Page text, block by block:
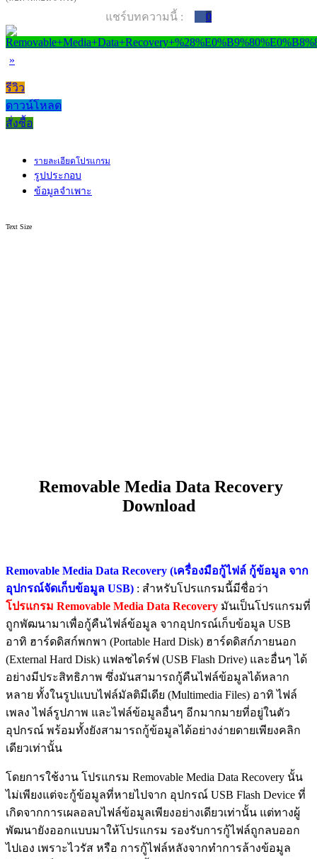
แชร์บทความนี้ : 0
»
รีวิว
ดาวน์โหลด
สั่งซื้อ
รายละเอียดโปรแกรม
รูปประกอบ
ข้อมูลจำเพาะ
Text Size
Removable Media Data Recovery
Download
Removable Media Data Recovery (เครื่องมือกู้ไฟล์ กู้ข้อมูล จาก
อุปกรณ์จัดเก็บข้อมูล USB) : สำหรับโปรแกรมนี้มีชื่อว่า
โปรแกรม Removable Media Data Recovery มันเป็นโปรแกรมที่
ถูกพัฒนามาเพื่อกู้คืนไฟล์ข้อมูล จากอุปกรณ์เก็บข้อมูล USB
อาทิ ฮาร์ดดิสก์พกพา (Portable Hard Disk) ฮาร์ดดิสก์ภายนอก
(External Hard Disk) แฟลชไดร์ฟ (USB Flash Drive) และอื่นๆ ได้
อย่างมีประสิทธิภาพ ซึ่งมันสามารถกู้คืนไฟล์ข้อมูลได้หลาก
หลาย ทั้งในรูปแบบไฟล์มัลติมีเดีย (Multimedia Files) อาทิ ไฟล์
เพลง ไฟล์รูปภาพ และไฟล์ข้อมูลอื่นๆ อีกมากมายที่อยู่ในตัว
อุปกรณ์ พร้อมทั้งยังสามารถกู้ข้อมูลได้อย่างง่ายดายเพียงคลิก
เดียวเท่านั้น
โดยการใช้งาน โปรแกรม Removable Media Data Recovery นั้น
ไม่เพียงแต่จะกู้ข้อมูลที่หายไปจาก อุปกรณ์ USB Flash Device ที่
เกิดจากการเผลอลบไฟล์ข้อมูลเพียงอย่างเดียวเท่านั้น แต่ทางผู้
พัฒนายังออกแบบมาให้โปรแกรม รองรับการกู้ไฟล์ถูกลบออก
ไปเอง เพราะไวรัส หรือ การกู้ไฟล์หลังจากทำการล้างข้อมูล